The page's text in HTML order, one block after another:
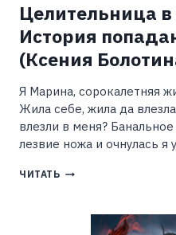
Целительница
История
(Ксения
Я Марина, сорокалетняя
Жила себе, жила да
влезли в меня?
лезвие ножа и очнулась я
ЧИТАТЬ ЦЕЛИТЕЛЬНИЦА
МАГИИ.
ИСТОРИЯ